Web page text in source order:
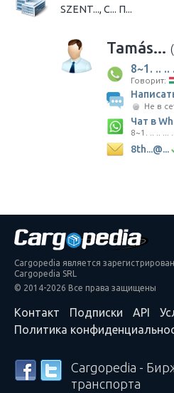
SZENT..., C... П...
Tamás...
8~1. .. ..
Говорит:
Не в
Чат в
8~1. .. .. ...
8th...@...
Cargopedia является
Cargopedia SRL
© 2014-2026 Все права защищены
Контакт Подписки API
Политика
Cargopedia -
транспорта